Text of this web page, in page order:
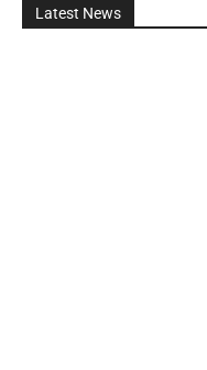
Latest News